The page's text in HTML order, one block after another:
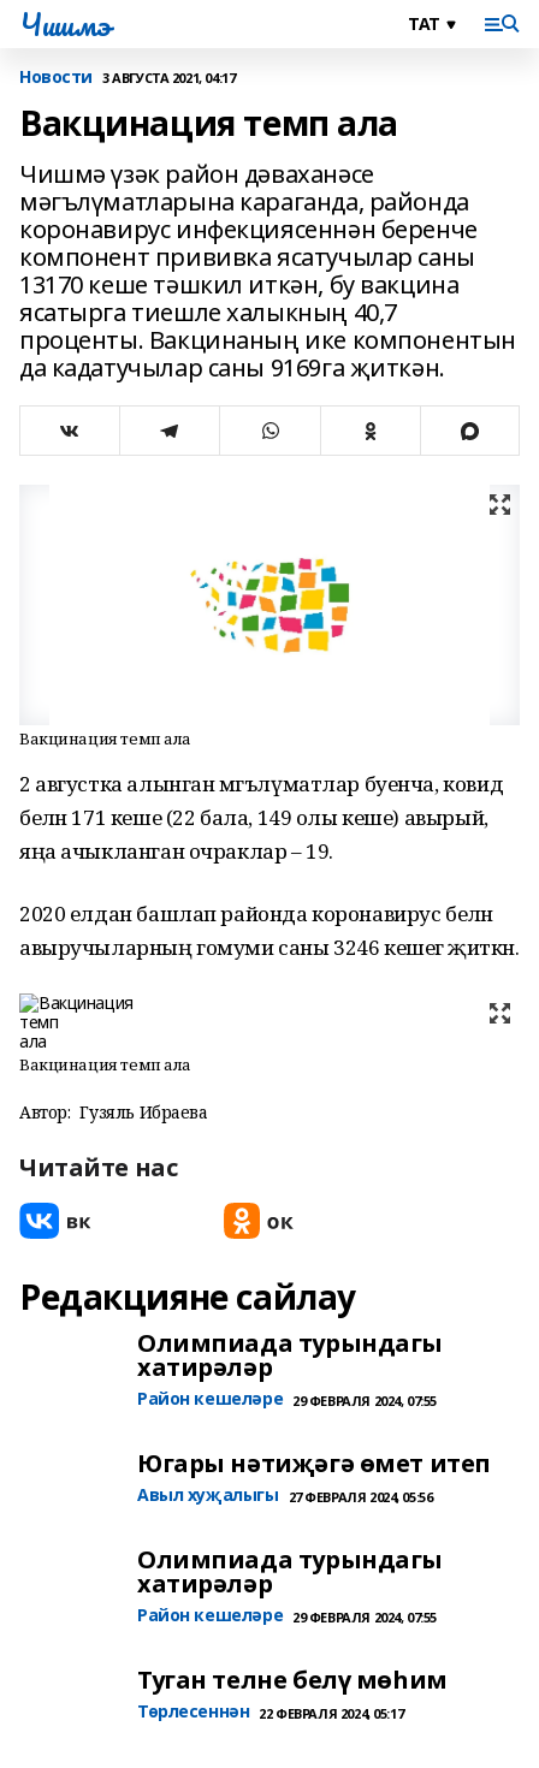
Чишмэ
Новости 3 АВГУСТА 2021, 04:17
Вакцинация темп ала
Чишмә үзәк район дәваханәсе
мәгълүматларына караганда, районда
коронавирус инфекциясеннән беренче
компонент прививка ясатучылар саны
13170 кеше тәшкил иткән, бу вакцина
ясатырга тиешле халыкның 40,7
проценты. Вакцинаның ике компонентын
да кадатучылар саны 9169га җиткән.
Вакцинация темп ала
2 августка алынган мәгълүматлар буенча, ковид
белән 171 кеше (22 бала, 149 олы кеше) авырый,
яңа ачыкланган очраклар – 19.
2020 елдан башлап районда коронавирус белән
авыручыларның гомуми саны 3246 кешегә җиткән.
Вакцинация темп ала
Автор: Гузяль Ибраева
Читайте нас
Редакцияне сайлау
Олимпиада турындагы
хатирәләр
Район кешеләре 29 ФЕВРАЛЯ 2024, 07:55
Югары нәтиҗәгә өмет итеп
Авыл хуҗалыгы 27 ФЕВРАЛЯ 2024, 05:56
Олимпиада турындагы
хатирәләр
Район кешеләре 29 ФЕВРАЛЯ 2024, 07:55
Туган телне белү мөһим
Төрлесеннән 22 ФЕВРАЛЯ 2024, 05:17